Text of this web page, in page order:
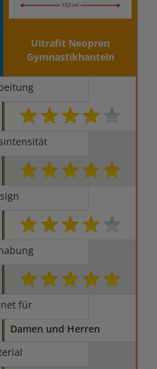
Ultrafit Neopren
Gymnastikhanteln
für
Damen und Herren